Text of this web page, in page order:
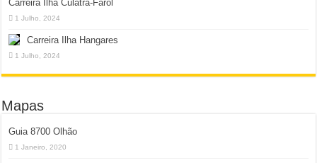
Carreira Ilha Culatra-Farol
1 Julho, 2024
Carreira Ilha Hangares
1 Julho, 2024
Mapas
Guia 8700 Olhão
1 Janeiro, 2020